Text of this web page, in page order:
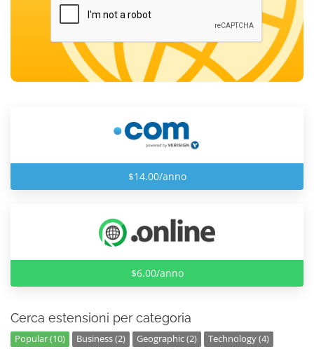
$14.00/anno
$6.00/anno
Cerca estensioni per categoria
Popular (10) Business (2) Geographic (2)
Technology (4)